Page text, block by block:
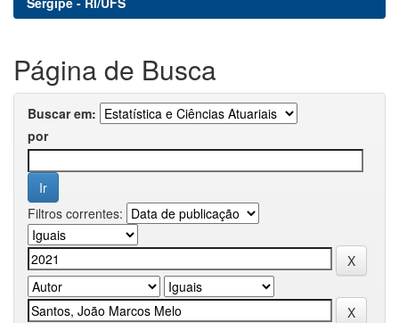
Página de Busca
Buscar em:
por
Filtros correntes: